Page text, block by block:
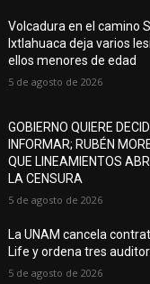
Volcadura en el camino
Ixtlahuaca deja varios
ellos menores de edad
5 de agosto de 2026
GOBIERNO QUIERE
INFORMAR; RUBÉN
QUE LINEAMIENTOS
LA CENSURA
5 de agosto de 2026
La UNAM cancela
Life y ordena tres
5 de agosto de 2026